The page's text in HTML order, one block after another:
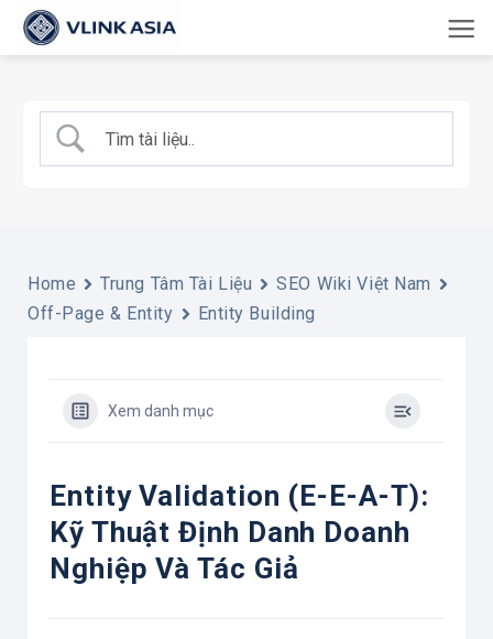
qua
dung
Home Trung Tâm Tài Liệu
SEO Wiki Việt Nam
Off-Page & Entity
Entity Building
Xem danh mục
Entity Validation (E-E-A-T):
Kỹ Thuật Định Danh Doanh
Nghiệp Và Tác Giả